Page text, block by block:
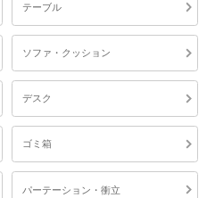
テーブル
ソファ・クッション
デスク
ゴミ箱
パーテーション・衝立